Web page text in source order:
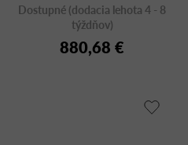
Dostupné (dodacia lehota 4 - 8
týždňov)
880,68 €